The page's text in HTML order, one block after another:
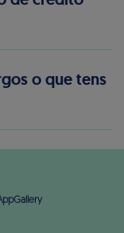
o que tens